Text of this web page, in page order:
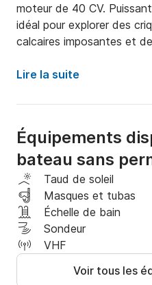
moteur de 40 CV.
idéal pour explorer des
calcaires imposantes et
🔹 Capacité : Il peut
7 personnes, parfait pour
d’amis ou les couples en
🔹 Confort : Équipé de
soleil, d’un auvent pour se
échelle pour remonter
🔹 Sécurité : Avant le
briefing de sécurité et de
Lire la suite
Équipements
bateau sans
Taud de soleil
Masques et tubas
Échelle de bain
Sondeur
VHF
Voir tous les